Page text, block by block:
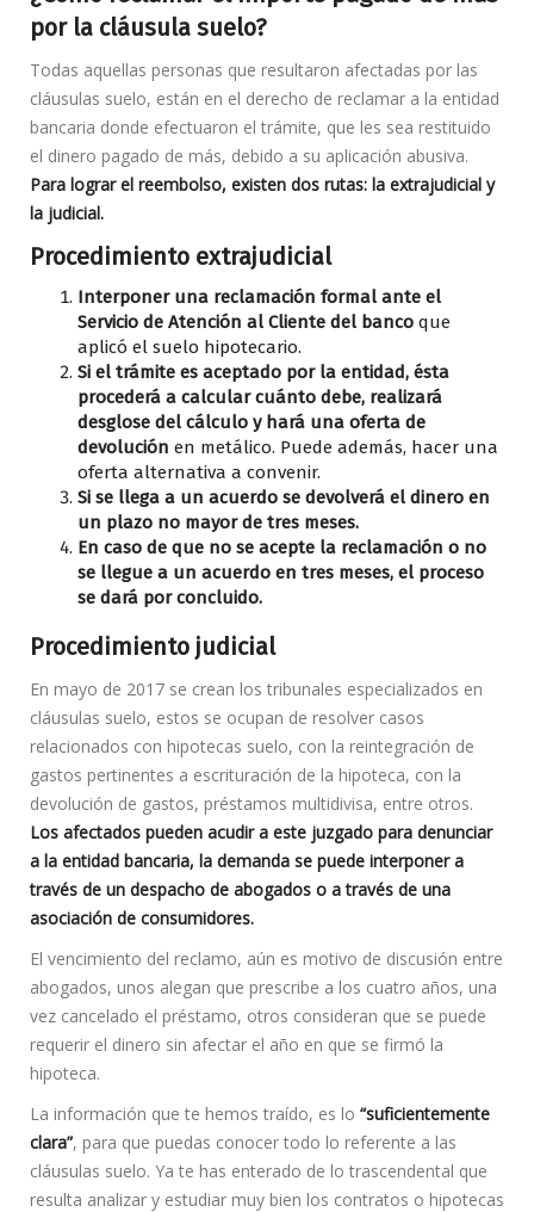
por la cláusula suelo?
Todas aquellas personas que resultaron afectadas por las
cláusulas suelo, están en el derecho de reclamar a la entidad
bancaria donde efectuaron el trámite, que les sea restituido
el dinero pagado de más, debido a su aplicación abusiva.
Para lograr el reembolso, existen dos rutas: la extrajudicial y
la judicial.
Procedimiento extrajudicial
Interponer una reclamación formal ante el
Servicio de Atención al Cliente del banco que
aplicó el suelo hipotecario.
Si el trámite es aceptado por la entidad, ésta
procederá a calcular cuánto debe, realizará
desglose del cálculo y hará una oferta de
devolución en metálico. Puede además, hacer una
oferta alternativa a convenir.
Si se llega a un acuerdo se devolverá el dinero en
un plazo no mayor de tres meses.
En caso de que no se acepte la reclamación o no
se llegue a un acuerdo en tres meses, el proceso
se dará por concluido.
Procedimiento judicial
En mayo de 2017 se crean los tribunales especializados en
cláusulas suelo, estos se ocupan de resolver casos
relacionados con hipotecas suelo, con la reintegración de
gastos pertinentes a escrituración de la hipoteca, con la
devolución de gastos, préstamos multidivisa, entre otros.
Los afectados pueden acudir a este juzgado para denunciar
a la entidad bancaria, la demanda se puede interponer a
través de un despacho de abogados o a través de una
asociación de consumidores.
El vencimiento del reclamo, aún es motivo de discusión entre
abogados, unos alegan que prescribe a los cuatro años, una
vez cancelado el préstamo, otros consideran que se puede
requerir el dinero sin afectar el año en que se firmó la
hipoteca.
La información que te hemos traído, es lo “suficientemente
clara”, para que puedas conocer todo lo referente a las
cláusulas suelo. Ya te has enterado de lo trascendental que
resulta analizar y estudiar muy bien los contratos o hipotecas